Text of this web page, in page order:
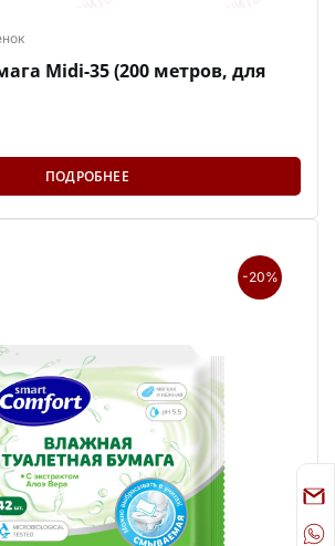
Midi-35 (200 метров, для
ПОДРОБНЕЕ
-20%